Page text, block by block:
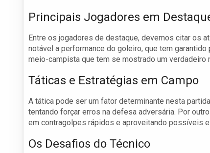
Principais Jogadores em
Entre os jogadores de destaque, devemos citar os
notável a performance do goleiro, que tem
meio-campista que tem se mostrado um
Táticas e Estratégias em Campo
A tática pode ser um fator determinante nesta
tentando forçar erros na defesa adversária. Por
em contragolpes rápidos e aproveitando possíveis
Os Desafios do Técnico